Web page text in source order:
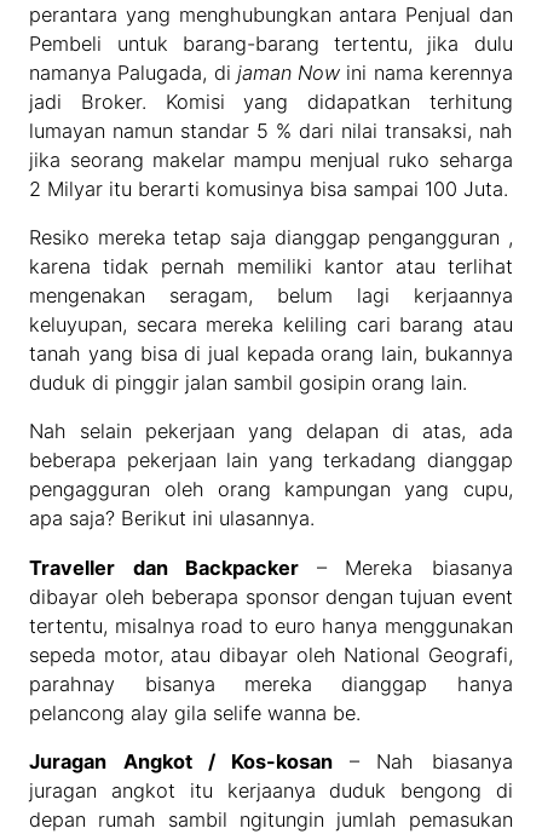
perantara yang menghubungkan antara Penjual dan
Pembeli untuk barang-barang tertentu, jika dulu
namanya Palugada, di jaman Now ini nama kerennya
jadi Broker. Komisi yang didapatkan terhitung
lumayan namun standar 5 % dari nilai transaksi, nah
jika seorang makelar mampu menjual ruko seharga
2 Milyar itu berarti komusinya bisa sampai 100 Juta.
Resiko mereka tetap saja dianggap pengangguran ,
karena tidak pernah memiliki kantor atau terlihat
mengenakan seragam, belum lagi kerjaannya
keluyupan, secara mereka keliling cari barang atau
tanah yang bisa di jual kepada orang lain, bukannya
duduk di pinggir jalan sambil gosipin orang lain.
Nah selain pekerjaan yang delapan di atas, ada
beberapa pekerjaan lain yang terkadang dianggap
pengagguran oleh orang kampungan yang cupu,
apa saja? Berikut ini ulasannya.
Traveller dan Backpacker– Mereka biasanya
dibayar oleh beberapa sponsor dengan tujuan event
tertentu, misalnya road to euro hanya menggunakan
sepeda motor, atau dibayar oleh National Geografi,
parahnay bisanya mereka dianggap hanya
pelancong alay gila selife wanna be.
Juragan Angkot / Kos-kosan – Nah biasanya
juragan angkot itu kerjaanya duduk bengong di
depan rumah sambil ngitungin jumlah pemasukan